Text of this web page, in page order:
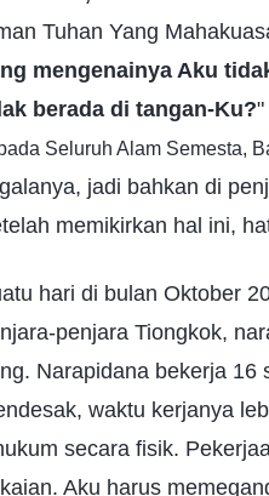
Tuhan Yang
mengenainya Aku
berada di tangan-Ku?"
Seluruh Alam Semesta,
jadi bahkan di
memikirkan hal ini,
hari di bulan Oktober
penjara Tiongkok,
Narapidana bekerja 16
waktu kerjanya
secara fisik.
Aku harus